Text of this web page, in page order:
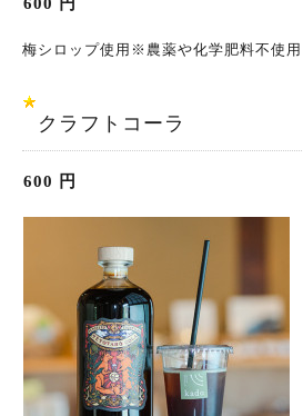
梅シロップ使用※農薬や化学肥料不使用
クラフトコーラ
600 円